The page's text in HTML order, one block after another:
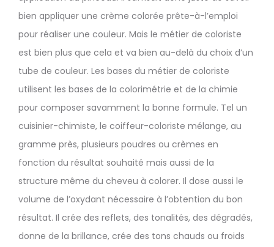
bien appliquer une crème colorée prête-à-l’emploi
pour réaliser une couleur. Mais le métier de coloriste
est bien plus que cela et va bien au-delà du choix d’un
tube de couleur. Les bases du métier de coloriste
utilisent les bases de la colorimétrie et de la chimie
pour composer savamment la bonne formule. Tel un
cuisinier-chimiste, le coiffeur-coloriste mélange, au
gramme près, plusieurs poudres ou crèmes en
fonction du résultat souhaité mais aussi de la
structure même du cheveu à colorer. Il dose aussi le
volume de l’oxydant nécessaire à l’obtention du bon
résultat. Il crée des reflets, des tonalités, des dégradés,
donne de la brillance, crée des tons chauds ou froids